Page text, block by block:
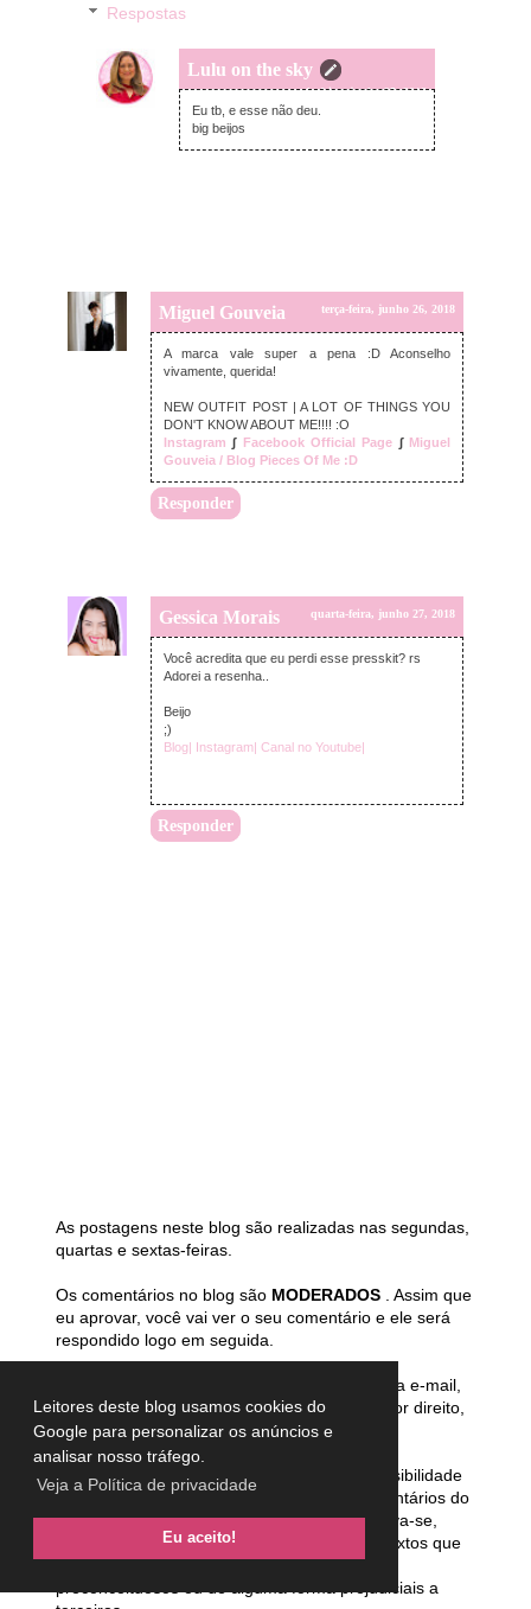
Leitores deste blog usamos cookies do
Google para personalizar os anúncios e
analisar nosso tráfego.
Veja a Política de privacidade
Eu aceito!
Respostas
Lulu on the sky
segunda-feira, junho 25, 2018
Eu tb, e esse não deu.
big beijos
Miguel Gouveia terça-feira, junho 26, 2018
A marca vale super a pena :D Aconselho
vivamente, querida!
NEW OUTFIT POST | A LOT OF THINGS YOU
DON'T KNOW ABOUT ME!!!! :O
Instagram ∫ Facebook Official Page ∫ Miguel
Gouveia / Blog Pieces Of Me :D
Responder
Gessica Morais quarta-feira, junho 27, 2018
Você acredita que eu perdi esse presskit? rs
Adorei a resenha..
Beijo
;)
Blog|
Instagram| Canal no Youtube|
Responder
As postagens neste blog são realizadas nas segundas,
quartas e sextas-feiras.
Os comentários no blog são MODERADOS . Assim que
eu aprovar, você vai ver o seu comentário e ele será
respondido logo em seguida.
Se quiser ler a resposta do seu comentário via e-mail,
clique na opção notifique-meno canto inferior direito,
logo abaixo de sair.
ATENÇÃO :
A legislação brasileira prevê possibilidade
de punir o blogueiro pelos conteúdos e comentários do
blog, sendo assim, a autora deste blog reserva-se,
desde já, o direito de excluir comentários e textos que
julgar ofensivos, difamatórios, caluniosos,
preconceituosos ou de alguma forma prejudiciais a